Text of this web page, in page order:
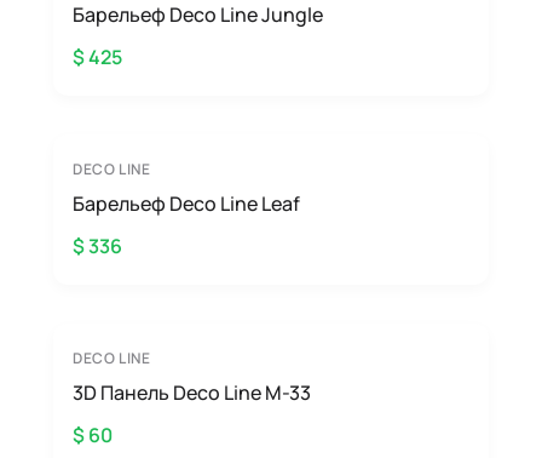
Барельеф Deco Line Jungle
$ 425
DECO LINE
Барельеф Deco Line Leaf
$ 336
DECO LINE
3D Панель Deco Line M-33
$ 60